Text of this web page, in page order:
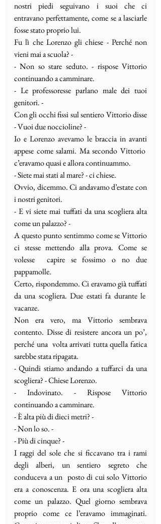
nostri piedi seguivano i suoi che ci
entravano perfettamente, come se a lasciarle
fosse stato proprio lui.
Fu lì che Lorenzo gli chiese - Perché non
vieni mai a scuola? -
- Non so stare seduto. - rispose Vittorio
continuando a camminare.
- Le professoresse parlano male dei tuoi
genitori. -
Con gli occhi fissi sul sentiero Vittorio disse
- Vuoi due noccioline? -
Io e Lorenzo avevamo le braccia in avanti
appese come salami. Ma secondo Vittorio
c’eravamo quasi e allora continuammo.
- Siete mai stati al mare? - ci chiese.
Ovvio, dicemmo. Ci andavamo d’estate con
i nostri genitori.
- E vi siete mai tuffati da una scogliera alta
come un palazzo? -
A questo punto sentimmo come se Vittorio
ci stesse mettendo alla prova. Come se
volesse  capire se fossimo o no due
pappamolle.
Certo, rispondemmo. Ci eravamo già tuffati
da una scogliera. Due estati fa durante le
vacanze.
Non era vero, ma Vittorio sembrava
contento. Disse di resistere ancora un po’,
perché una  volta arrivati tutta quella fatica
sarebbe stata ripagata.
- Quindi stiamo andando a tuffarci da una
scogliera? - Chiese Lorenzo.
- Indovinato. - Rispose Vittorio
continuando a camminare.
- È alta più di dieci metri? -
- Non lo so. -
- Più di cinque? -
I raggi del sole che si ficcavano tra i rami
degli alberi, un sentiero segreto che
conduceva a un  posto di cui solo Vittorio
era a conoscenza. E ora una scogliera alta
come un palazzo. Quel giorno sembrava
proprio come ce l’eravamo immaginati.